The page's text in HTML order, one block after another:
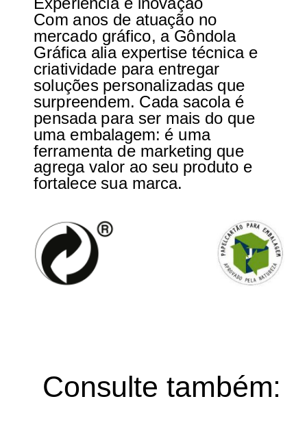
Com anos de atuação no
mercado gráfico, a Gôndola
Gráfica alia expertise técnica e
criatividade para entregar
soluções personalizadas que
surpreendem. Cada sacola é
pensada para ser mais do que
uma embalagem: é uma
ferramenta de marketing que
agrega valor ao seu produto e
fortalece sua marca.
Consulte também: